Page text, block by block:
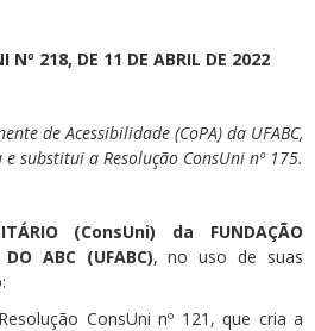
Nº 218, DE 11 DE ABRIL DE 2022
de Acessibilidade (CoPA) da UFABC,
e substitui a Resolução ConsUni nº 175.
(ConsUni) da FUNDAÇÃO
DO ABC (UFABC), no uso de suas
ConsUni nº 121, que cria a